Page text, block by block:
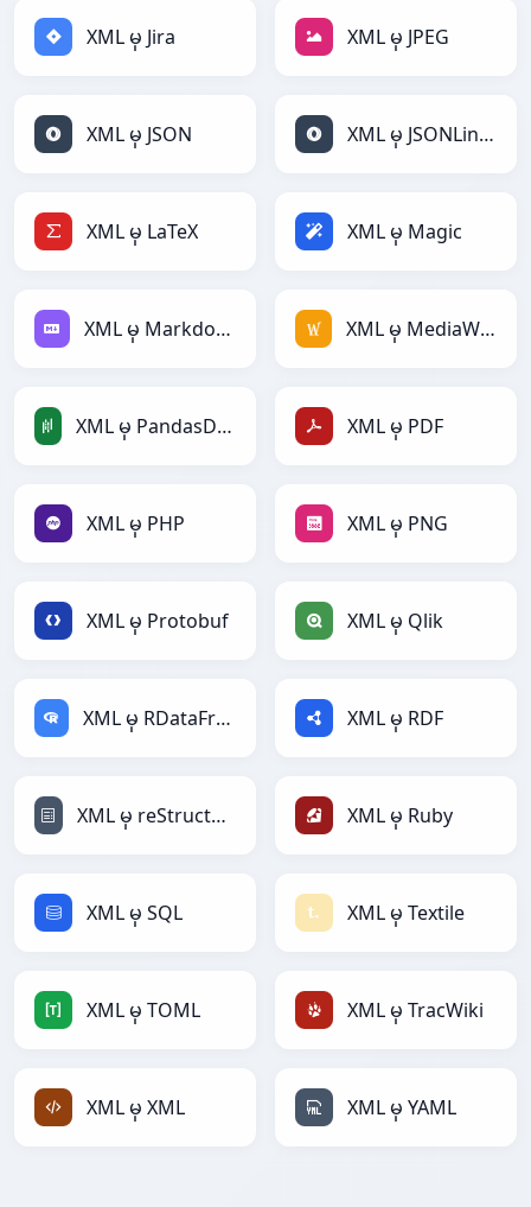
XML မှ Jira XML မှ JPEG
XML မှ JSON XML မှ JSONLines
XML မှ LaTeX XML မှ Magic
XML မှ Markdown XML မှ MediaWiki
XML မှ PandasDataFrame XML မှ PDF
XML မှ PHP XML မှ PNG
XML မှ Protobuf XML မှ Qlik
XML မှ RDataFrame XML မှ RDF
XML မှ reStructuredText XML မှ Ruby
XML မှ SQL XML မှ Textile
XML မှ TOML XML မှ TracWiki
XML မှ XML XML မှ YAML